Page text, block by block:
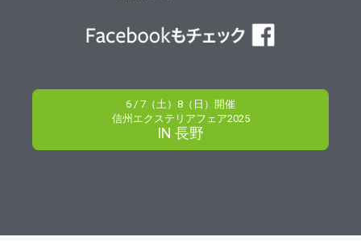
6 / 7（土）8（日）開催
信州エクステリアフェア2025
IN 長野